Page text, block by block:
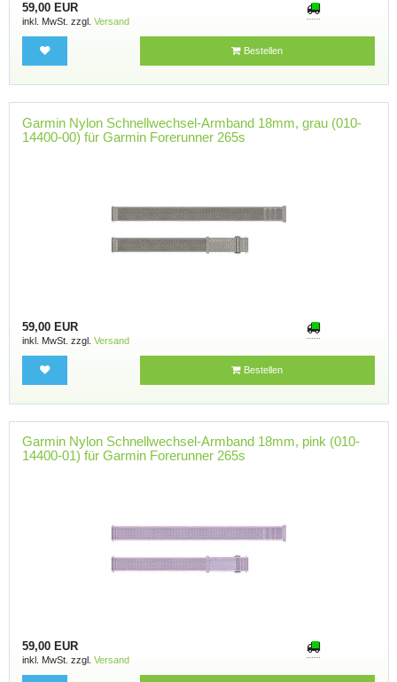
59,00 EUR
inkl. MwSt. zzgl. Versand
Bestellen
Garmin Nylon Schnellwechsel-Armband 18mm, grau (010-
14400-00) für Garmin Forerunner 265s
59,00 EUR
inkl. MwSt. zzgl. Versand
Bestellen
Garmin Nylon Schnellwechsel-Armband 18mm, pink (010-
14400-01) für Garmin Forerunner 265s
59,00 EUR
inkl. MwSt. zzgl. Versand